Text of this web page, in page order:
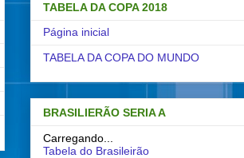
TABELA DA COPA 2018
Página inicial
TABELA DA COPA DO MUNDO
BRASILIERÃO SERIA A
Carregando...
Tabela do Brasileirão